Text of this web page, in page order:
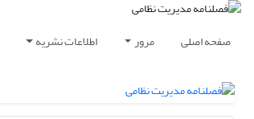
صفحه اصلی مرور اطلاعات نشریه